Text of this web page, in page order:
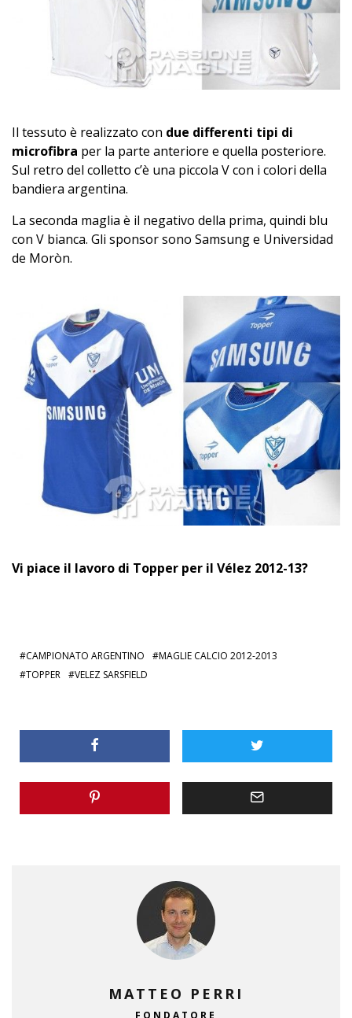
Il tessuto è realizzato con due differenti tipi di
microfibra per la parte anteriore e quella posteriore.
Sul retro del colletto c’è una piccola V con i colori della
bandiera argentina.
La seconda maglia è il negativo della prima, quindi blu
con V bianca. Gli sponsor sono Samsung e Universidad
de Moròn.
Vi piace il lavoro di Topper per il Vélez 2012-13?
CAMPIONATO ARGENTINO
MAGLIE CALCIO 2012-2013
TOPPER
VELEZ SARSFIELD
MATTEO PERRI